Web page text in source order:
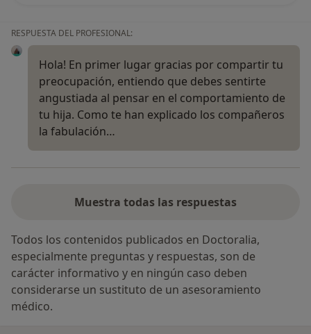
RESPUESTA DEL PROFESIONAL:
Hola! En primer lugar gracias por compartir tu
preocupación, entiendo que debes sentirte
angustiada al pensar en el comportamiento de
tu hija. Como te han explicado los compañeros
la fabulación…
Muestra todas las respuestas
Todos los contenidos publicados en Doctoralia,
especialmente preguntas y respuestas, son de
carácter informativo y en ningún caso deben
considerarse un sustituto de un asesoramiento
médico.